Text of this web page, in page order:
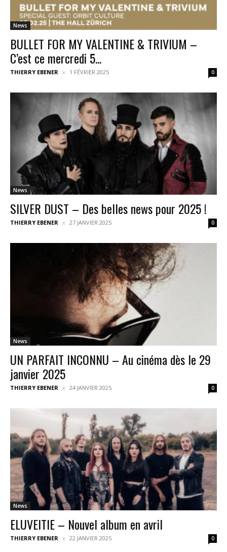
News
BULLET FOR MY VALENTINE & TRIVIUM –
C’est ce mercredi 5...
THIERRY EBENER 1 FÉVRIER 2025 0
News
SILVER DUST – Des belles news pour 2025 !
THIERRY EBENER 27 JANVIER 2025 0
News
UN PARFAIT INCONNU – Au cinéma dès le 29
janvier 2025
THIERRY EBENER 24 JANVIER 2025 0
News
ELUVEITIE – Nouvel album en avril
THIERRY EBENER 22 JANVIER 2025 0